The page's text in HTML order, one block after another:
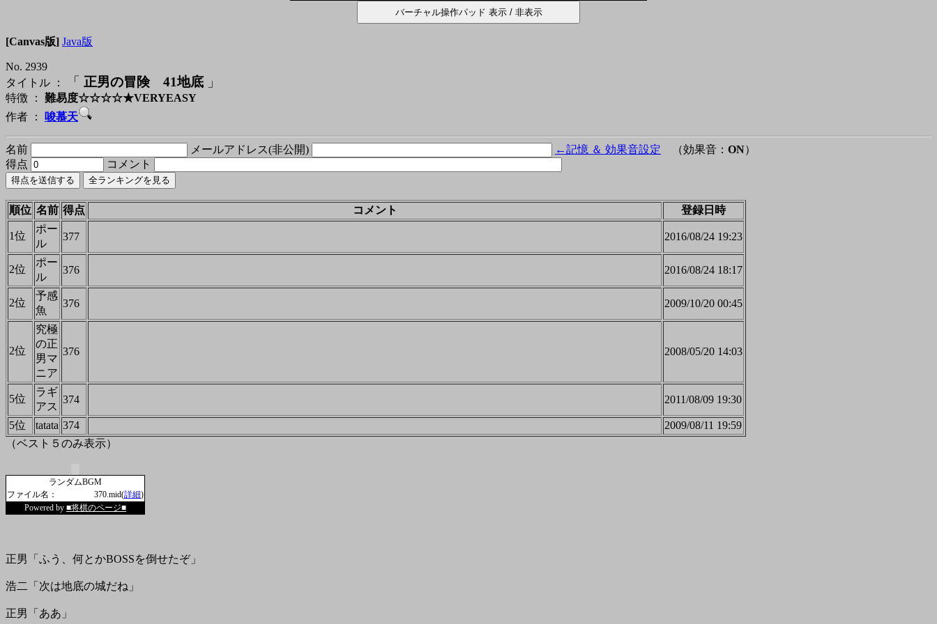
[Canvas版] Java版
No. 2939
タイトル ：
「 正男の冒険 41地底 」
特徴 ： 難易度☆☆☆☆★VERYEASY
作者 ：
唆慕天
名前 メールアドレス(非公開) ←記憶 ＆ 効果音設定 （効果音： ON）
得点
コメント
順位 名前 得点 コメント 登録日時
1位
ポー
ル
377 2016/08/24 19:23
2位
ポー
ル
376 2016/08/24 18:17
2位
予感
魚
376 2009/10/20 00:45
2位
究極
の正
男マ
ニア
376 2008/05/20 14:03
5位
ラギ
アス
374 2011/08/09 19:30
5位 tatata 374
2009/08/11 19:59
（ベスト５のみ表示）
ランダムBGM
ファイル名：
370.mid(詳細)
Powered by ■将棋のページ■
正男「ふう、何とかBOSSを倒せたぞ」
浩二「次は地底の城だね」
正男「ああ」